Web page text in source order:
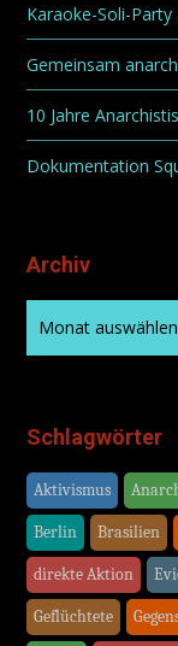
Karaoke-Soli-
Gemeinsam
10 Jahre
Dokumentation
Archiv
Schlagwörter
Aktivismus
Berlin Brasilien
direkte Aktion
Geflüchtete